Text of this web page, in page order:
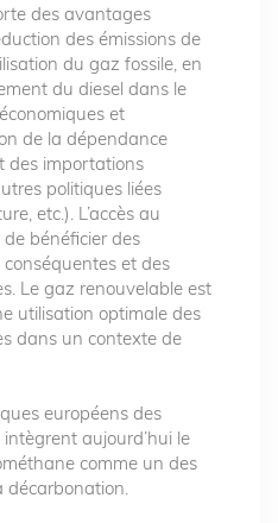
des avantages
des émissions de
du gaz fossile, en
du diesel dans le
et
de la dépendance
des importations
politiques liées
etc.). L’accès au
bénéficier des
et des
Le gaz renouvelable est
utilisation optimale des
dans un contexte de
européens des
aujourd’hui le
comme un des
décarbonation.